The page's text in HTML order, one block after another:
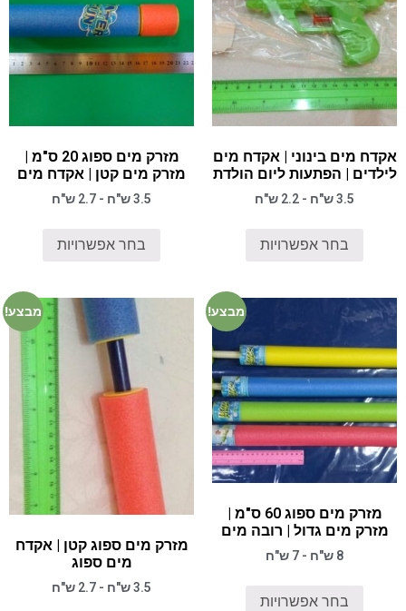
אקדח מים בינוני | אקדח מים
לילדים | הפתעות ליום הולדת
3.5 ש"ח - 2.2 ש"ח
בחר אפשרויות
מזרק מים ספוג 20 ס"מ |
מזרק מים קטן | אקדח מים
3.5 ש"ח - 2.7 ש"ח
בחר אפשרויות
מבצע!
מזרק מים ספוג 60 ס"מ |
מזרק מים גדול | רובה מים
8 ש"ח - 7 ש"ח
בחר אפשרויות
מבצע!
מזרק מים ספוג קטן | אקדח
מים ספוג
3.5 ש"ח - 2.7 ש"ח